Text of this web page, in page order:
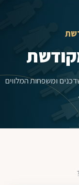
ומשפחות המלווים